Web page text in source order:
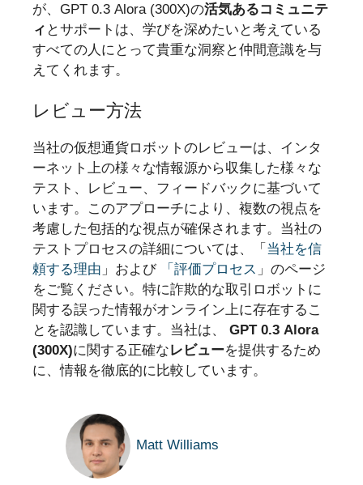
が、GPT 0.3 Alora (300X)の活気あるコミュニテ
ィ とサポートは、学びを深めたいと考えている
すべての人にとって貴重な洞察と仲間意識を与
えてくれます。
レビュー方法
当社の仮想通貨ロボットのレビューは、インタ
ーネット上の様々な情報源から収集した様々な
テスト、レビュー、フィードバックに基づいて
います。このアプローチにより、複数の視点を
考慮した包括的な視点が確保されます。当社の
テストプロセスの詳細については、「 当社を信
頼する理由 」および 「評価プロセス 」のページ
をご覧ください。特に詐欺的な取引ロボットに
関する誤った情報がオンライン上に存在するこ
とを認識しています。当社は、 GPT 0.3 Alora
(300X)に関する正確なレビューを提供するため
に、情報を徹底的に比較しています。
Matt Williams